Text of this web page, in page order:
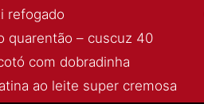
refogado
quarentão – cuscuz 40
com dobradinha
ao leite super cremosa